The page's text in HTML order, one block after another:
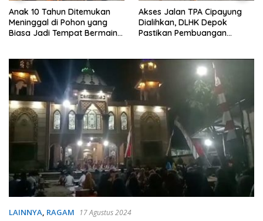
Anak 10 Tahun Ditemukan
Meninggal di Pohon yang
Biasa Jadi Tempat Bermain
Akses Jalan TPA Cipayung
Dialihkan, DLHK Depok
Pastikan Pembuangan
LAINNYA, RAGAM 17 Agustus 2024